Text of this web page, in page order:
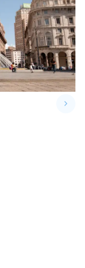
keyboard_arrow_right